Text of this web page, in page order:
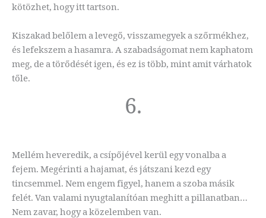
kötözhet, hogy itt tartson.
Kiszakad belőlem a levegő, visszamegyek a szőrmékhez,
és lefekszem a hasamra. A szabadságomat nem kaphatom
meg, de a törődését igen, és ez is több, mint amit várhatok
tőle.
6.
Mellém heveredik, a csípőjével kerül egy vonalba a
fejem. Megérinti a hajamat, és játszani kezd egy
tincsemmel. Nem engem figyel, hanem a szoba másik
felét. Van valami nyugtalanítóan meghitt a pillanatban…
Nem zavar, hogy a közelemben van.